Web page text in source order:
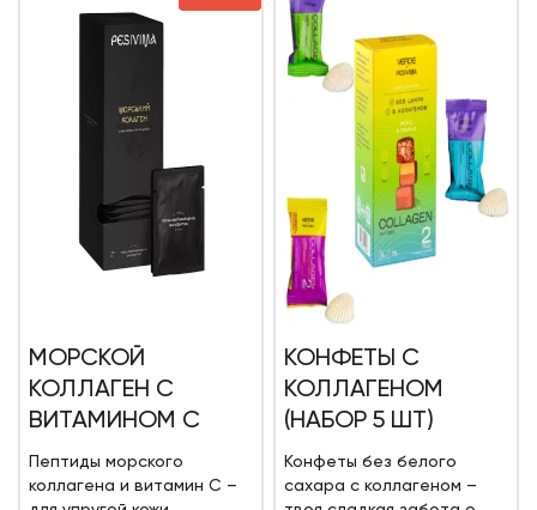
МОРСКОЙ
КОЛЛАГЕН С
ВИТАМИНОМ С
Пептиды морского
коллагена и витамин С –
КОНФЕТЫ С
КОЛЛАГЕНОМ
(НАБОР 5 ШТ)
Конфеты без белого
сахара с коллагеном –